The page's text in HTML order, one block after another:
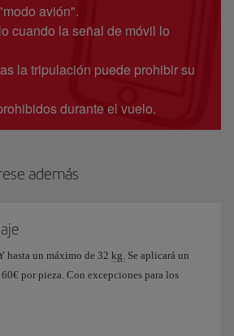
avión".
cuando la señal de móvil lo
la tripulación puede prohibir su
durante el vuelo.
además
hasta un máximo de 32 kg. Se aplicará un
por pieza. Con excepciones para los